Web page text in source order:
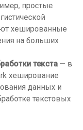
простые
хешированные
на больших
текста — в
хеширование
данных и
текстовых